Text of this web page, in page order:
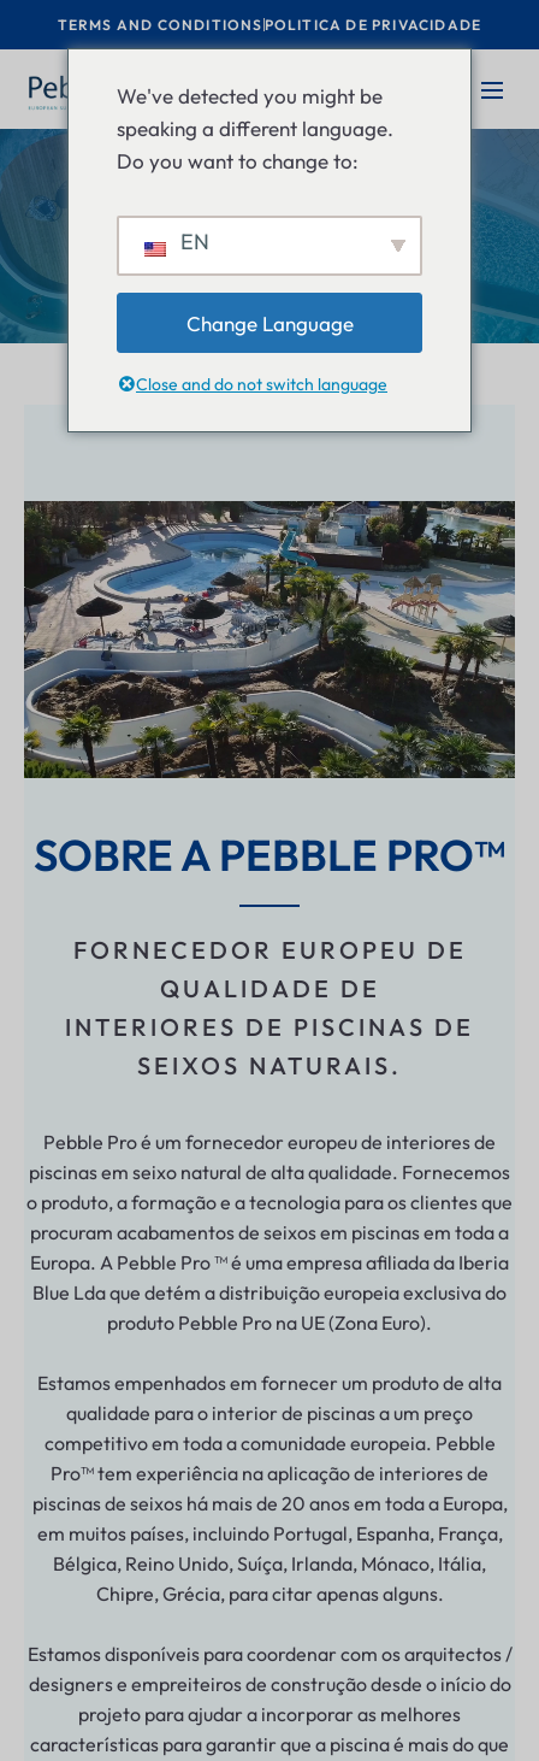
TERMS AND CONDITIONS POLITICA DE PRIVACIDADE
Sobre nós
Home
SOBRE A PEBBLE PRO™
FORNECEDOR EUROPEU DE
QUALIDADE DE
INTERIORES DE PISCINAS DE
SEIXOS NATURAIS.
Pebble Pro é um fornecedor europeu de interiores de
piscinas em seixo natural de alta qualidade. Fornecemos
o produto, a formação e a tecnologia para os clientes que
procuram acabamentos de seixos em piscinas em toda a
Europa. A Pebble Pro ™ é uma empresa afiliada da Iberia
Blue Lda que detém a distribuição europeia exclusiva do
produto Pebble Pro na UE (Zona Euro).
Estamos empenhados em fornecer um produto de alta
qualidade para o interior de piscinas a um preço
competitivo em toda a comunidade europeia. Pebble
Pro™ tem experiência na aplicação de interiores de
piscinas de seixos há mais de 20 anos em toda a Europa,
em muitos países, incluindo Portugal, Espanha, França,
Bélgica, Reino Unido, Suíça, Irlanda, Mónaco, Itália,
Chipre, Grécia, para citar apenas alguns.
Estamos disponíveis para coordenar com os arquitectos /
designers e empreiteiros de construção desde o início do
projeto para ajudar a incorporar as melhores
características para garantir que a piscina é mais do que
We've detected you might be
speaking a different language.
Do you want to change to:
EN
Change Language
Close and do not switch language